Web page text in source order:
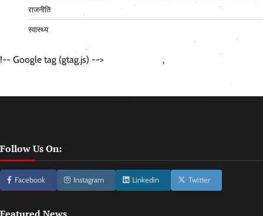
राजनीति
स्वास्थ्य
!-- Google tag (gtag.js) -->
Follow Us On:
Facebook Instagram Linkedin Twitter